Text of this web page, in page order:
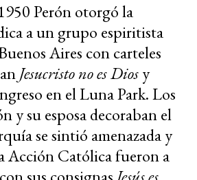
Perón otorgó la
a un grupo espiritista
Aires con carteles
Jesucristo no es Diosy
en el Luna Park. Los
y su esposa decoraban el
se sintió amenazada y
Acción Católica fueron a